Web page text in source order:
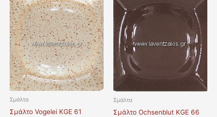
Σμάλτα
Σμάλτο Vogelei KGE 61
Σμάλτα
Σμάλτο Ochsenblut KGE 66